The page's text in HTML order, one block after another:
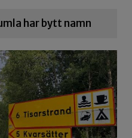
har bytt namn